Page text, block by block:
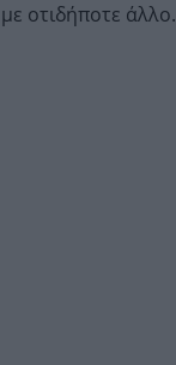
οτιδήποτε άλλο.